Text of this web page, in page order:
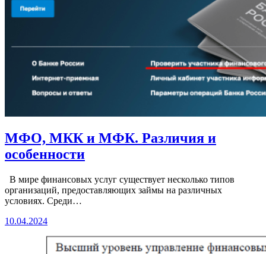
МФО, МКК и МФК. Различия и
особенности
В мире финансовых услуг существует несколько типов
организаций, предоставляющих займы на различных
условиях. Среди…
10.04.2024